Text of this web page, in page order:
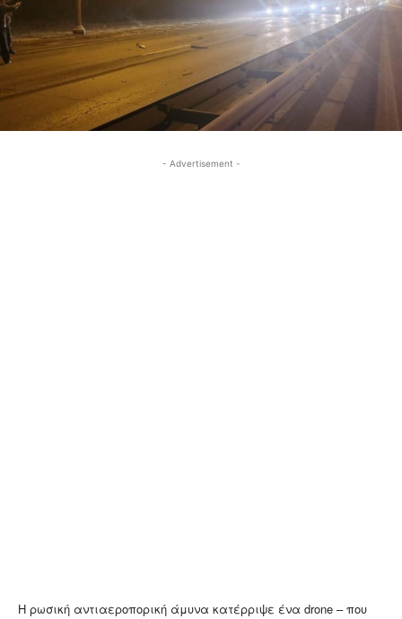
- Advertisement -
Η ρωσική αντιαεροπορική άμυνα κατέρριψε ένα drone – που